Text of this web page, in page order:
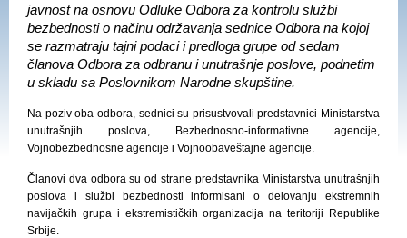
javnost na osnovu Odluke Odbora za kontrolu službi
bezbednosti o načinu održavanja sednice Odbora na kojoj
se razmatraju tajni podaci i predloga grupe od sedam
članova Odbora za odbranu i unutrašnje poslove, podnetim
u skladu sa Poslovnikom Narodne skupštine.
Na poziv oba odbora, sednici su prisustvovali predstavnici Ministarstva
unutrašnjih poslova, Bezbednosno-informativne agencije,
Vojnobezbednosne agencije i Vojnoobaveštajne agencije.
Članovi dva odbora su od strane predstavnika Ministarstva unutrašnjih
poslova i službi bezbednosti informisani o delovanju ekstremnih
navijačkih grupa i ekstremističkih organizacija na teritoriji Republike
Srbije.